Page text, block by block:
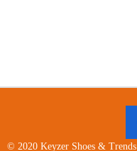
© 2020 Keyzer Shoes & Trends